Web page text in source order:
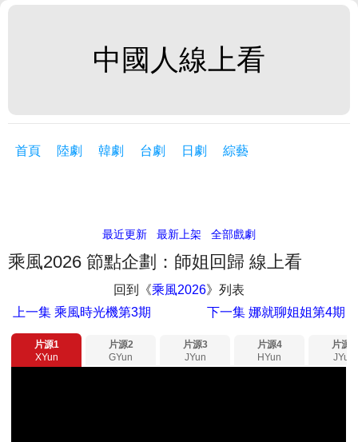
中國人線上看
首頁 陸劇 韓劇 台劇 日劇 綜藝
最近更新 最新上架 全部戲劇
乘風2026 節點企劃：師姐回歸 線上看
回到《乘風2026》列表
上一集 乘風時光機第3期 下一集娜就聊姐姐第4期
片源1
XYun
片源2
GYun
片源3
JYun
片源4
HYun
片源5
JYun